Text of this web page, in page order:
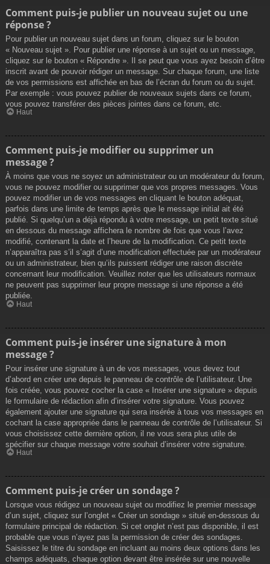
Comment puis-je publier un nouveau sujet ou une
réponse ?
Pour publier un nouveau sujet dans un forum, cliquez sur le bouton
« Nouveau sujet ». Pour publier une réponse à un sujet ou un message,
cliquez sur le bouton « Répondre ». Il se peut que vous ayez besoin d’être
inscrit avant de pouvoir rédiger un message. Sur chaque forum, une liste
de vos permissions est affichée en bas de l’écran du forum ou du sujet.
Par exemple : vous pouvez publier de nouveaux sujets dans ce forum,
vous pouvez transférer des pièces jointes dans ce forum, etc.
Haut
Comment puis-je modifier ou supprimer un
message ?
À moins que vous ne soyez un administrateur ou un modérateur du forum,
vous ne pouvez modifier ou supprimer que vos propres messages. Vous
pouvez modifier un de vos messages en cliquant le bouton adéquat,
parfois dans une limite de temps après que le message initial ait été
publié. Si quelqu’un a déjà répondu à votre message, un petit texte situé
en dessous du message affichera le nombre de fois que vous l’avez
modifié, contenant la date et l’heure de la modification. Ce petit texte
n’apparaîtra pas s’il s’agit d’une modification effectuée par un modérateur
ou un administrateur, bien qu’ils puissent rédiger une raison discrète
concernant leur modification. Veuillez noter que les utilisateurs normaux
ne peuvent pas supprimer leur propre message si une réponse a été
publiée.
Haut
Comment puis-je insérer une signature à mon
message ?
Pour insérer une signature à un de vos messages, vous devez tout
d’abord en créer une depuis le panneau de contrôle de l’utilisateur. Une
fois créée, vous pouvez cocher la case « Insérer une signature » depuis
le formulaire de rédaction afin d’insérer votre signature. Vous pouvez
également ajouter une signature qui sera insérée à tous vos messages en
cochant la case appropriée dans le panneau de contrôle de l’utilisateur. Si
vous choisissez cette dernière option, il ne vous sera plus utile de
spécifier sur chaque message votre souhait d’insérer votre signature.
Haut
Comment puis-je créer un sondage ?
Lorsque vous rédigez un nouveau sujet ou modifiez le premier message
d’un sujet, cliquez sur l’onglet « Créer un sondage » situé en-dessous du
formulaire principal de rédaction. Si cet onglet n’est pas disponible, il est
probable que vous n’ayez pas la permission de créer des sondages.
Saisissez le titre du sondage en incluant au moins deux options dans les
champs adéquats, chaque option devant être insérée sur une nouvelle